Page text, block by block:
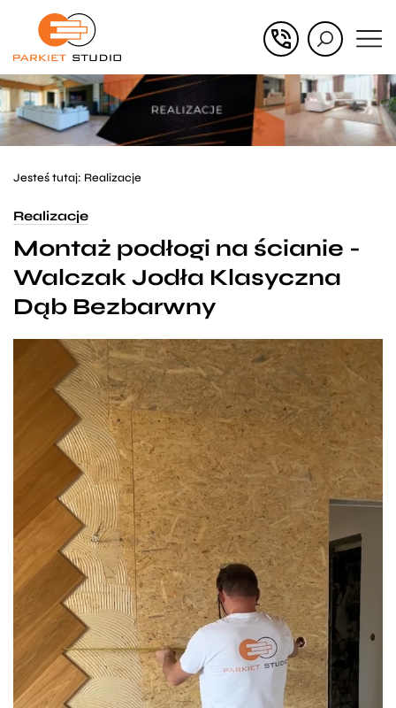
Przejdź
głównego
Przejdź
menu
w
stopce
Jesteś tutaj: Realizacje
Realizacje
Montaż podłogi na ścianie -
Walczak Jodła Klasyczna
Dąb Bezbarwny